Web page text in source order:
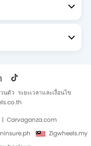
นตัว ระยะเวลาและเงื่อนไข
Carvaganza.com
Zigwheels.my